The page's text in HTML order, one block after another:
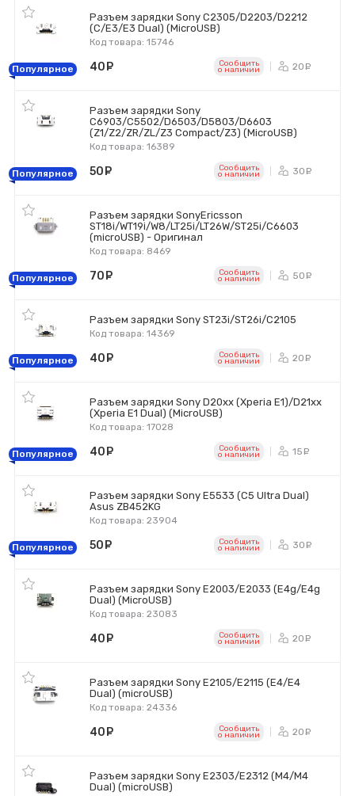
Разъем зарядки Sony C2305/D2203/D2212
(C/E3/E3 Dual) (MicroUSB)
Код товара: 15746
Популярное 40 Сообщить
o наличии 20
Разъем зарядки Sony
C6903/C5502/D6503/D5803/D6603
(Z1/Z2/ZR/ZL/Z3 Compact/Z3) (MicroUSB)
Код товара: 16389
Популярное 50 Сообщить
o наличии 30
Разъем зарядки SonyEricsson
ST18i/WT19i/W8/LT25i/LT26W/ST25i/C6603
(microUSB) - Оригинал
Код товара: 8469
Популярное 70 Сообщить
o наличии 50
Разъем зарядки Sony ST23i/ST26i/C2105
Код товара: 14369
Популярное 40 Сообщить
o наличии 20
Разъем зарядки Sony D20xx (Xperia E1)/D21xx
(Xperia E1 Dual) (MicroUSB)
Код товара: 17028
Популярное 40 Сообщить
o наличии 15
Разъем зарядки Sony E5533 (C5 Ultra Dual)
Asus ZB452KG
Код товара: 23904
Популярное 50 Сообщить
o наличии 30
Разъем зарядки Sony E2003/E2033 (E4g/E4g
Dual) (MicroUSB)
Код товара: 23083
40 Сообщить
o наличии 20
Разъем зарядки Sony E2105/E2115 (E4/E4
Dual) (microUSB)
Код товара: 24336
40 Сообщить
o наличии 20
Разъем зарядки Sony E2303/E2312 (M4/M4
Dual) (microUSB)